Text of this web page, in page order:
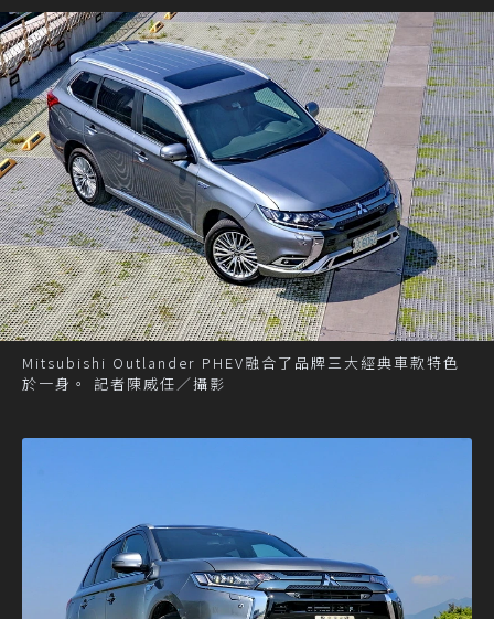
Mitsubishi Outlander PHEV融合了品牌三大經典車款特色
於一身。 記者陳威任／攝影